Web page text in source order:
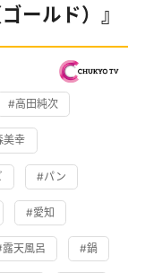
ールド）』
#高田純次
美幸
#パン
#愛知
天風呂 #鍋